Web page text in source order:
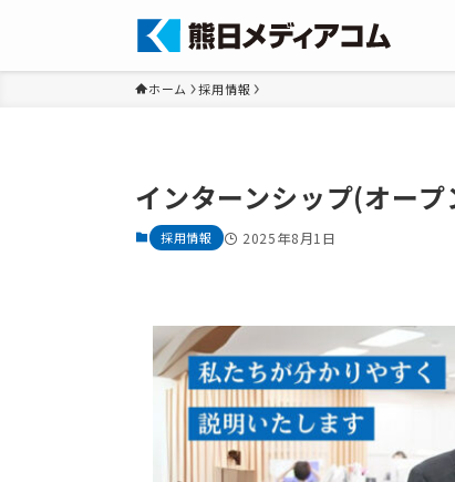
ホーム 採用情報
インターンシップ(オー
採用情報 2025年8月1日